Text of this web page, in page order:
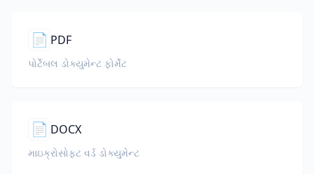
📄 PDF
પોર્ટેબલ ડોક્યુમેન્ટ ફોર્મેટ
📄 DOCX
માઇક્રોસોફ્ટ વર્ડ ડોક્યુમેન્ટ